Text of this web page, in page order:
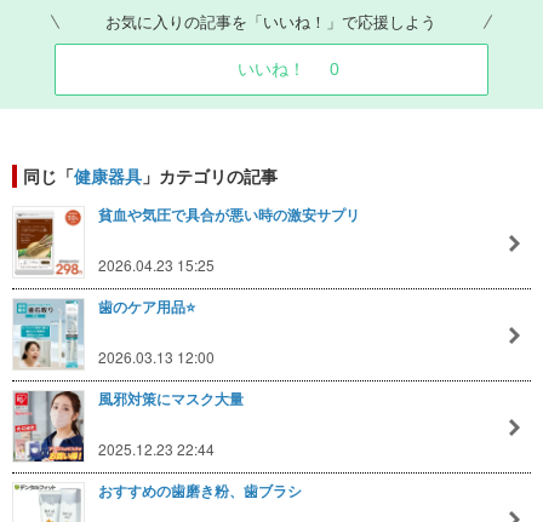
お気に入りの記事を「いいね！」で応援しよう
いいね！ 0
同じ「健康器具 」カテゴリの記事
貧血や気圧で具合が悪い時の激安サプリ
2026.04.23 15:25
歯のケア用品⭐️
2026.03.13 12:00
風邪対策にマスク大量
2025.12.23 22:44
おすすめの歯磨き粉、歯ブラシ